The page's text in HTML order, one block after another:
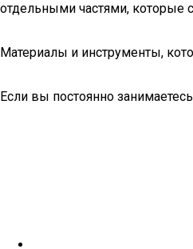
отдельными частями, которые
Материалы и инструменты,
Если вы постоянно